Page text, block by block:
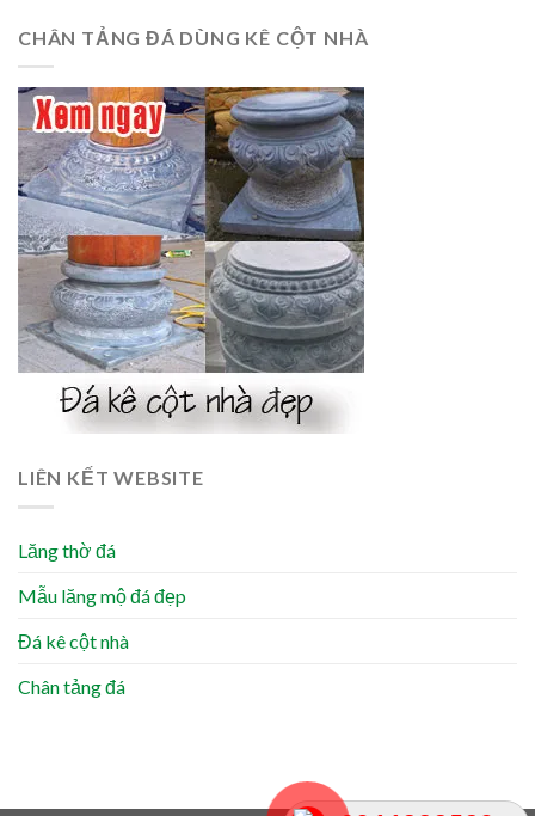
CHÂN TẢNG ĐÁ DÙNG KÊ CỘT NHÀ
LIÊN KẾT WEBSITE
Lăng thờ đá
Mẫu lăng mộ đá đẹp
Đá kê cột nhà
Chân tảng đá